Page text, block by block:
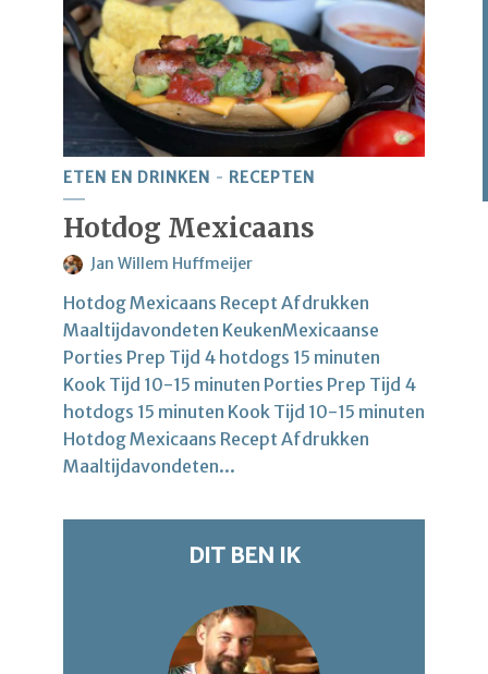
ETEN EN DRINKEN RECEPTEN
Hotdog Mexicaans
Jan Willem Huffmeijer
Hotdog Mexicaans Recept Afdrukken
Maaltijdavondeten KeukenMexicaanse
Porties Prep Tijd 4 hotdogs 15 minuten
Kook Tijd 10-15 minuten Porties Prep Tijd 4
hotdogs 15 minuten Kook Tijd 10-15 minuten
Hotdog Mexicaans Recept Afdrukken
Maaltijdavondeten...
DIT BEN IK